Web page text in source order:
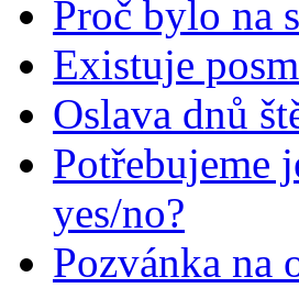
Proč bylo na
Existuje
Oslava dnů
Potřebujeme
yes/no?
Pozvánka na